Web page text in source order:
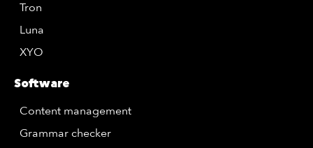
Tron
Luna
XYO
Software
Content management
Grammar checker